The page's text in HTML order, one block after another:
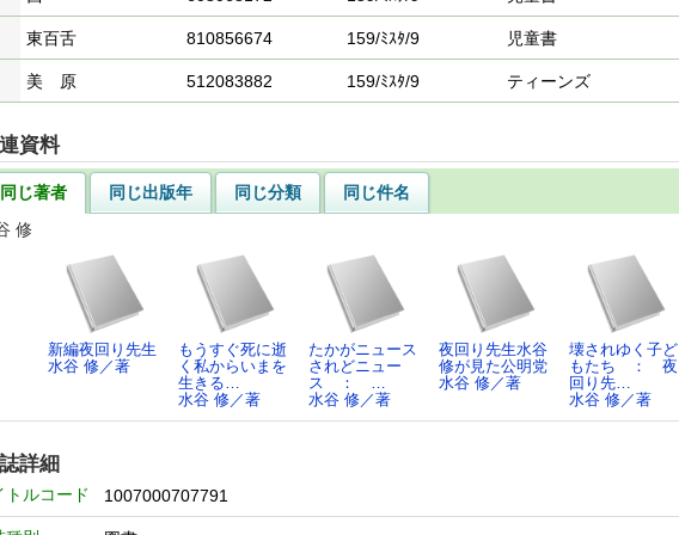
東百舌 810856674 159/ﾐｽﾀ/9 児童書
美 原 512083882 159/ﾐｽﾀ/9 ティーンズ
資料
同じ著者 同じ出版年 同じ分類
同じ件名
修
新編夜回り先生
水谷 修／著
もうすぐ死に逝
く私からいまを
生きる…
水谷 修／著
たかがニュース
されどニュー
ス ： …
水谷 修／著
夜回り先生水谷
修が見た公明党
水谷 修／著
壊されゆく子ど
もたち ： 夜
回り先…
水谷 修／著
詳細
トルコード 1007000707791